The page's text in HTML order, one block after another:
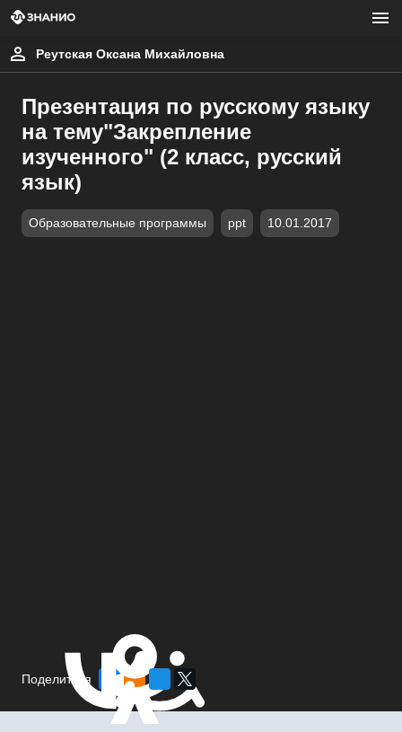
Реутская Оксана Михайловна
Презентация по русскому языку
на тему"Закрепление
изученного" (2 класс, русский
язык)
Образовательные программы ppt 10.01.2017
Поделиться